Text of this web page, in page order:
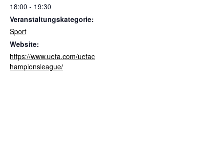
18:00 - 19:30
Veranstaltungskategorie:
Sport
Website:
https://www.uefa.com/uefac
hampionsleague/